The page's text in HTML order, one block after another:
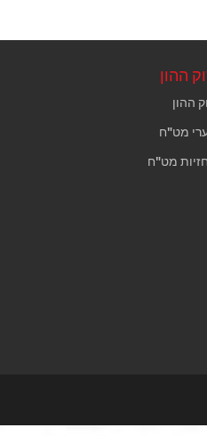
ההון
ההון
מט"ח
מט"ח